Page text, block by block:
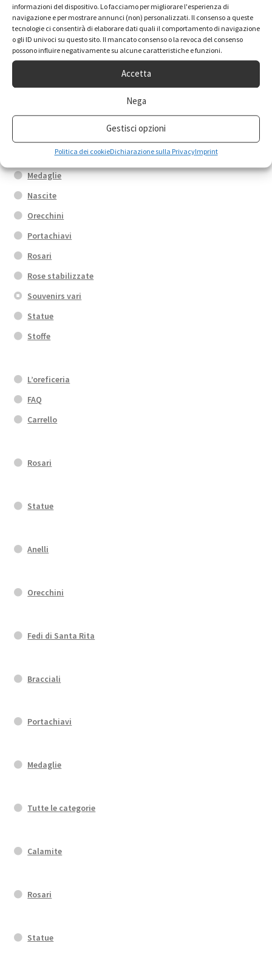
informazioni del dispositivo. Lo facciamo per migliorare l'esperienza di
navigazione e per mostrare annunci (non) personalizzati. Il consenso a queste
tecnologie ci consentirà di elaborare dati quali il comportamento di navigazione
o gli ID univoci su questo sito. Il mancato consenso o la revoca del consenso
possono influire negativamente su alcune caratteristiche e funzioni.
Accetta
Nega
Gestisci opzioni
Politica dei cookieDichiarazione sulla PrivacyImprint
Anelli
Box promo
Collane
Fedi di Santa Rita
Medaglie
Nascite
Orecchini
Portachiavi
Rosari
Rose stabilizzate
Souvenirs vari
Statue
Stoffe
L’oreficeria
FAQ
Carrello
Rosari
Statue
Anelli
Orecchini
Fedi di Santa Rita
Bracciali
Portachiavi
Medaglie
Tutte le categorie
Calamite
Rosari
Statue